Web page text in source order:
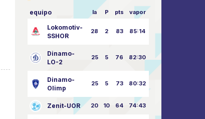
equipo la P pts vapor
Lokomotiv-
SSHOR
28 2 83 85:14
Dinamo-
LO-2
25 5 76 82:30
Dinamo-
Olimp
25 5 73 80:32
Zenit-UOR 20 10 64 74:43